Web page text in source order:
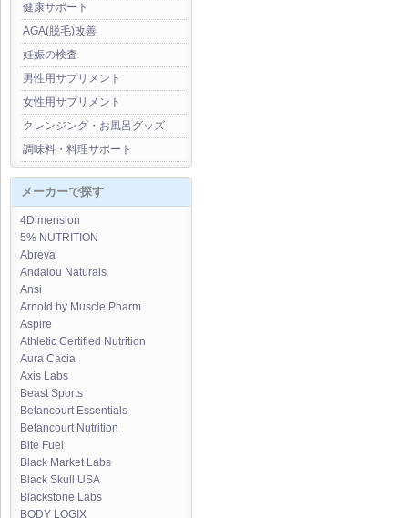
健康サポート
AGA(脱毛)改善
妊娠の検査
男性用サプリメント
女性用サプリメント
クレンジング・お風呂グッズ
調味料・料理サポート
メーカーで探す
4Dimension
5% NUTRITION
Abreva
Andalou Naturals
Ansi
Arnold by Muscle Pharm
Aspire
Athletic Certified Nutrition
Aura Cacia
Axis Labs
Beast Sports
Betancourt Essentials
Betancourt Nutrition
Bite Fuel
Black Market Labs
Black Skull USA
Blackstone Labs
BODY LOGIX